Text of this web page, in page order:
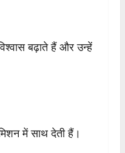
बढ़ाते हैं और उन्हें
में साथ देती हैं।